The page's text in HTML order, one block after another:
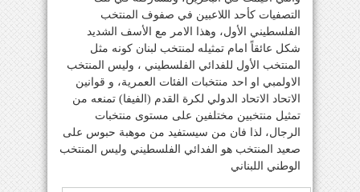
التصفيات كأحد اللاعبين في صفوف المنتخب
الفلسطيني الأول، وهذا الامر مع الأسف الشديد
شكل عائقاً امام تمثيله لمنتخب لبنان كونه مثل
المنتخب الأول للفدائي الفلسطيني ، وليس المنتخب
الاولمبي او احد منتخبات الفئات العمرية، و قوانين
الاتحاد الاتحاد الدولي لكرة القدم (الفيفا) تمنعه من
تمثيل منتخبين مختلفين على مستوى منتخبات
الرجال، لذا فان من سيستفيد من موهبة حبوس على
صعيد المنتخب هو الفدائي الفلسطيني وليس المنتخب
الوطني اللبناني